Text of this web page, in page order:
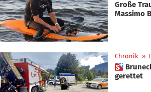
Große
Massimo
Chronik »
 Bruneck: Frau aus der Rienz
gerettet